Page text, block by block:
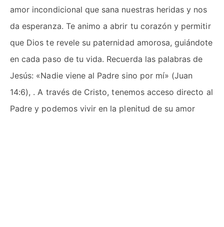
amor incondicional que sana nuestras heridas y nos
da esperanza. Te animo a abrir tu corazón y permitir
que Dios te revele su paternidad amorosa, guiándote
en cada paso de tu vida. Recuerda las palabras de
Jesús: «Nadie viene al Padre sino por mí» (Juan
14:6), . A través de Cristo, tenemos acceso directo al
Padre y podemos vivir en la plenitud de su amor